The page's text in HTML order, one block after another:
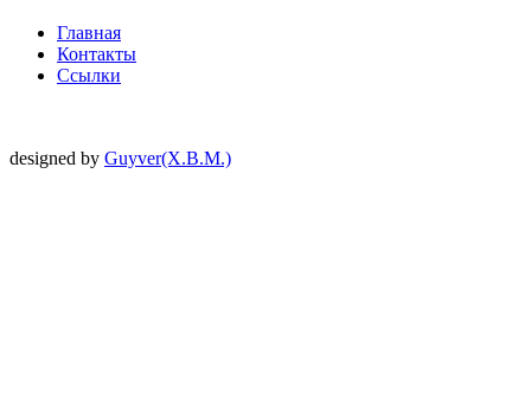
Главная
Контакты
Ссылки
designed by Guyver(X.B.M.)